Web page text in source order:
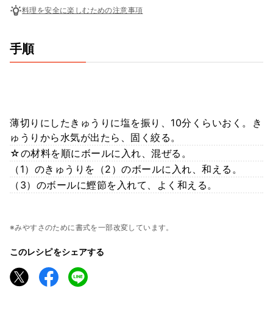
料理を安全に楽しむための注意事項
手順
薄切りにしたきゅうりに塩を振り、10分くらいおく。き
ゅうりから水気が出たら、固く絞る。
☆の材料を順にボールに入れ、混ぜる。
（1）のきゅうりを（2）のボールに入れ、和える。
（3）のボールに鰹節を入れて、よく和える。
※みやすさのために書式を一部改変しています。
このレシピをシェアする